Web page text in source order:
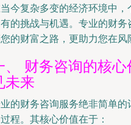
今复杂多变的经济环境中
的挑战与机遇。专业的财
的财富之路，更助力您在风
、 财务咨询的核
未来
的财务咨询服务绝非简单
程。其核心价值在于：